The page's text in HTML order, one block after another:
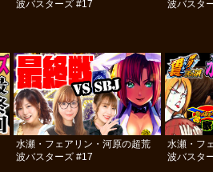
波バスターズ #17
波バスタ
水瀬・フェアリン・河原の超荒
波バスターズ #17
水瀬・フ
波バスタ